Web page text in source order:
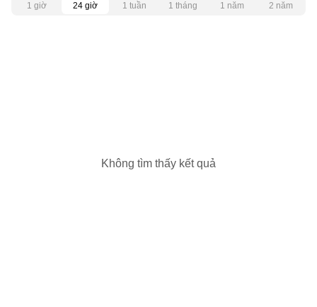
1 giờ 24 giờ 1 tuần 1 tháng 1 năm 2 năm
Không tìm thấy kết quả